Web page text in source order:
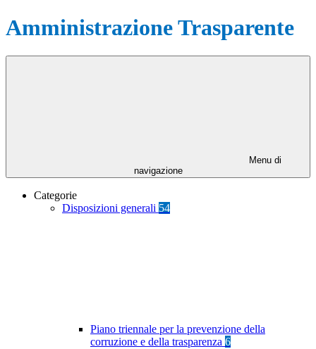
Amministrazione Trasparente
Menu di
navigazione
Categorie
Disposizioni generali 54
Piano triennale per la prevenzione della
corruzione e della trasparenza 6